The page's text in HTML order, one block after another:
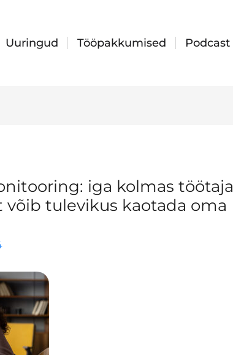
Uuringud Tööpakkumised Podcast
iga kolmas töötaja
tulevikus kaotada oma